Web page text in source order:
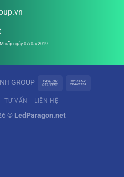
cấp ngày 07/05/2019.
GROUP
TƯ VẤN LIÊN HỆ
© LedParagon.net